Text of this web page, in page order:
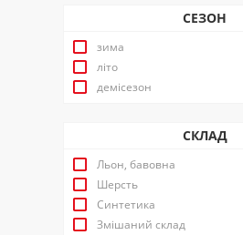
СЕЗОН
зима
літо
демісезон
СКЛАД
Льон, бавовна
Шерсть
Синтетика
Змішаний склад